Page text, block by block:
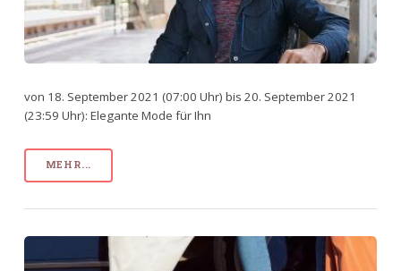
von 18. September 2021 (07:00 Uhr) bis 20. September 2021
(23:59 Uhr): Elegante Mode für Ihn
MEHR...